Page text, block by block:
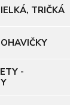
TRIČKÁ
-